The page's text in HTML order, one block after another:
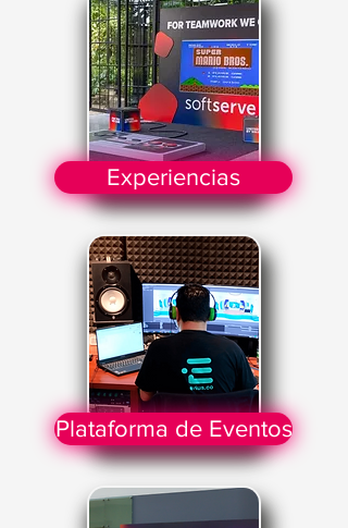
Experiencias
Plataforma de Eventos